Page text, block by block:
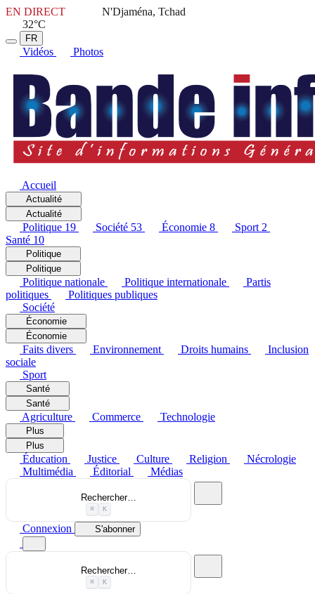
EN DIRECT
N'Djaména, Tchad
32°C
FR
Vidéos Photos
Accueil
Actualité
Actualité
Politique 19 Société 53 Économie 8 Sport 2
Santé 10
Politique
Politique
Politique nationale Politique internationale
Partis
politiques
Politiques publiques
Société
Économie
Économie
Faits divers Environnement Droits humains
Inclusion
sociale
Sport
Santé
Santé
Agriculture Commerce Technologie
Plus
Plus
Éducation Justice Culture Religion
Nécrologie
Multimédia
Éditorial Médias
Rechercher…
⌘ K
Connexion S'abonner
Rechercher…
⌘ K